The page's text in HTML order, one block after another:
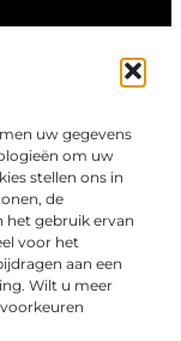
uw gegevens
om uw
stellen ons in
de
het gebruik ervan
voor het
aan een
Wilt u meer
artikelen die
van
leven